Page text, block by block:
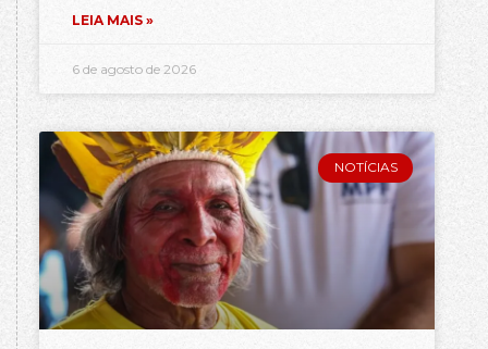
LEIA MAIS »
6 de agosto de 2026
NOTÍCIAS